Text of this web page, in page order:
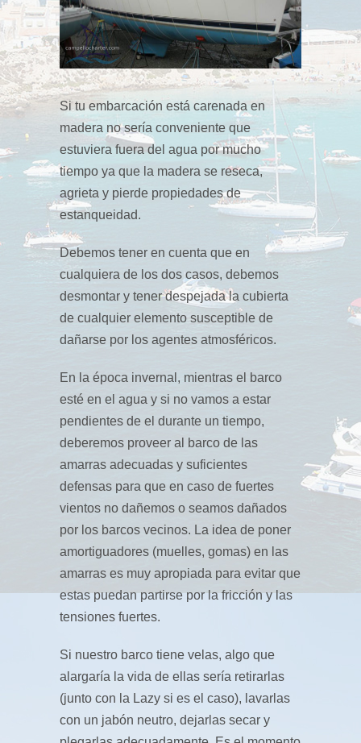
Si tu embarcación está carenada en
madera no sería conveniente que
estuviera fuera del agua por mucho
tiempo ya que la madera se reseca,
agrieta y pierde propiedades de
estanqueidad.
Debemos tener en cuenta que en
cualquiera de los dos casos, debemos
desmontar y tener despejada la cubierta
de cualquier elemento susceptible de
dañarse por los agentes atmosféricos.
En la época invernal, mientras el barco
esté en el agua y si no vamos a estar
pendientes de el durante un tiempo,
deberemos proveer al barco de las
amarras adecuadas y suficientes
defensas para que en caso de fuertes
vientos no dañemos o seamos dañados
por los barcos vecinos. La idea de poner
amortiguadores (muelles, gomas) en las
amarras es muy apropiada para evitar que
estas puedan partirse por la fricción y las
tensiones fuertes.
Si nuestro barco tiene velas, algo que
alargaría la vida de ellas sería retirarlas
(junto con la Lazy si es el caso), lavarlas
con un jabón neutro, dejarlas secar y